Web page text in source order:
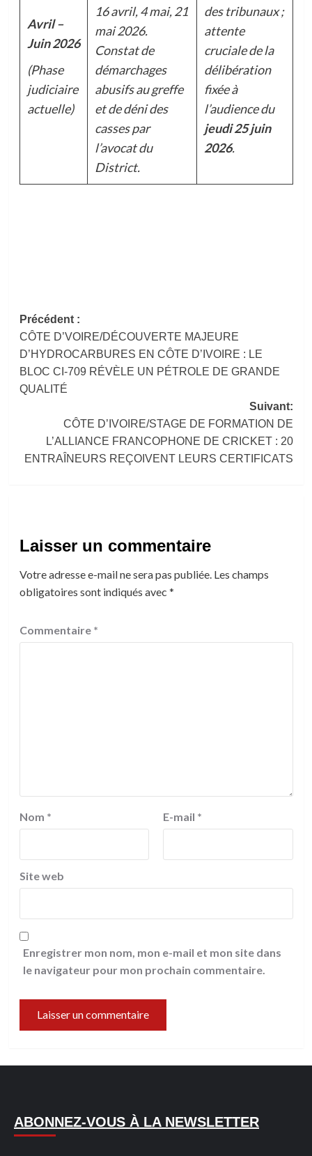
Avril –
Juin 2026
(Phase
judiciaire
actuelle)
16 avril, 4 mai, 21
mai 2026.
Constat de
démarchages
abusifs au greffe
et de déni des
casses par
l’avocat du
District.
des tribunaux ;
attente
cruciale de la
délibération
fixée à
l’audience du
jeudi 25 juin
2026.
Navigation
d’article
Précédent :
CÔTE D’VOIRE/DÉCOUVERTE MAJEURE
D’HYDROCARBURES EN CÔTE D’IVOIRE : LE
BLOC CI-709 RÉVÈLE UN PÉTROLE DE GRANDE
QUALITÉ
Suivant:
CÔTE D’IVOIRE/STAGE DE FORMATION DE
L’ALLIANCE FRANCOPHONE DE CRICKET : 20
ENTRAÎNEURS REÇOIVENT LEURS CERTIFICATS
Laisser un commentaire
Votre adresse e-mail ne sera pas publiée. Les champs
obligatoires sont indiqués avec *
Commentaire *
Nom * E-mail *
Site web
Enregistrer mon nom, mon e-mail et mon site dans
le navigateur pour mon prochain commentaire.
ABONNEZ-VOUS À LA NEWSLETTER